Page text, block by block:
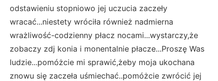
odstawieniu stopniowo jej uczucia zaczeły
wracać...niestety wróciła również nadmierna
wrażliwość-codzienny płacz nocami...wystarczy,że
zobaczy zdj konia i monentalnie płacze...Proszę Was
ludzie...pomóżcie mi sprawić,żeby moja ukochana
znowu się zaczeła uśmiechać..pomóżcie zwrócić jej